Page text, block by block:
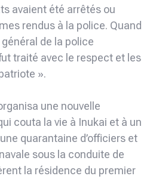
avaient été arrêtés ou
rendus à la police. Quand
de la police
traité avec le respect et les
».
une nouvelle
couta la vie à Inukai et à un
quarantaine d’officiers et
navale sous la conduite de
la résidence du premier